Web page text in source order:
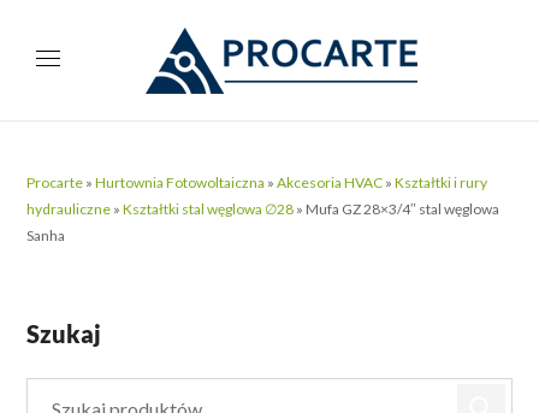
Procarte »Hurtownia Fotowoltaiczna »Akcesoria HVAC »Kształtki i rury
hydrauliczne »Kształtki stal węglowa ∅28 » Mufa GZ 28×3/4″ stal węglowa
Sanha
Szukaj